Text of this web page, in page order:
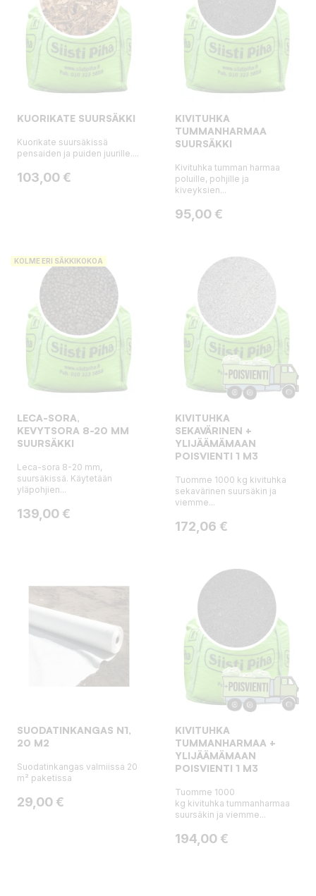
KUORIKATE SUURSÄKKI
Kuorikate suursäkissä
pensaiden ja puiden juurille....
Hinta
103,00 €
KIVITUHKA
TUMMANHARMAA
SUURSÄKKI
Kivituhka tumman harmaa
poluille, pohjille ja
kiveyksien...
Hinta
95,00 €
KOLME ERI SÄKKIKOKOA
LECA-SORA,
KEVYTSORA 8-20 MM
SUURSÄKKI
Leca-sora 8-20 mm,
suursäkissä. Käytetään
yläpohjien...
Hinta
139,00 €
KIVITUHKA
SEKAVÄRINEN +
YLIJÄÄMÄMAAN
POISVIENTI 1 M3
Tuomme 1000 kg kivituhka
sekavärinen suursäkin ja
viemme...
Hinta
172,06 €
SUODATINKANGAS N1,
20 M2
Suodatinkangas valmiissa 20
m² paketissa
Hinta
29,00 €
KIVITUHKA
TUMMANHARMAA +
YLIJÄÄMÄMAAN
POISVIENTI 1 M3
Tuomme 1000
kg kivituhka tummanharmaa
suursäkin ja viemme...
Hinta
194,00 €